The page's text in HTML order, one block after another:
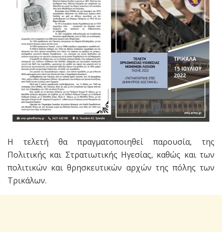
H τελετή θα πραγματοποιηθεί παρουσία, της
Πολιτικής και Στρατιωτικής Ηγεσίας, καθώς και των
πολιτικών και θρησκευτικών αρχών της πόλης των
Τρικάλων.